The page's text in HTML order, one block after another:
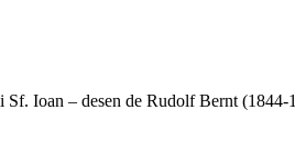
Sf. Ioan – desen de Rudolf Bernt (1844-